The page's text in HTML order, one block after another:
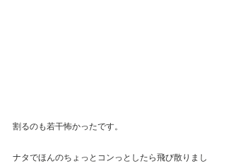
割るのも若干怖かったです。
ナタでほんのちょっとコンっとしたら飛び散りまし